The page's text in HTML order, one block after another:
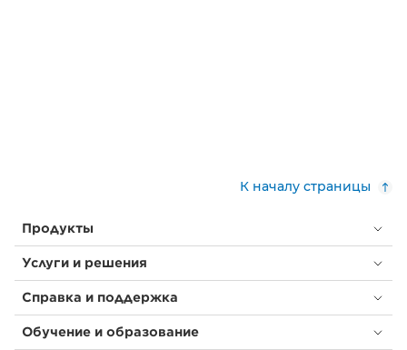
К началу страницы
Продукты
Услуги и решения
Справка и поддержка
Обучение и образование